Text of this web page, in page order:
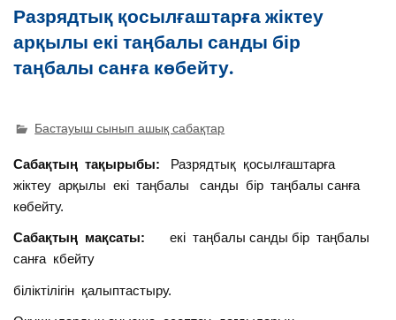
Разрядтық қосылғаштарға жіктеу
арқылы екі таңбалы санды бір
таңбалы санға көбейту.
Бастауыш сынып ашық сабақтар
Сабақтың тақырыбы: Разрядтық қосылғаштарға
жіктеу арқылы екі таңбалы санды бір таңбалы санға
көбейту.
Сабақтың мақсаты: екі таңбалы санды бір таңбалы
санға кбейту
біліктілігін қалыптастыру.